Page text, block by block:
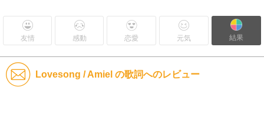
友情 感動 恋愛 元気 結果
Lovesong / Amiel の歌詞へのレビュー